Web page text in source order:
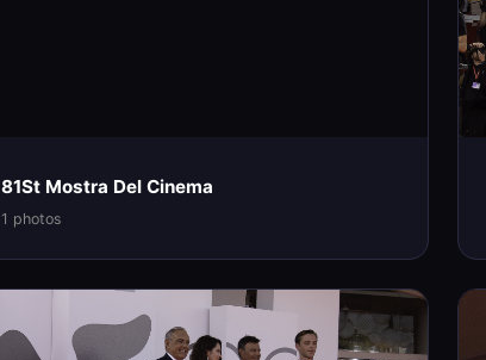
81St Mostra Del Cinema
1 photos